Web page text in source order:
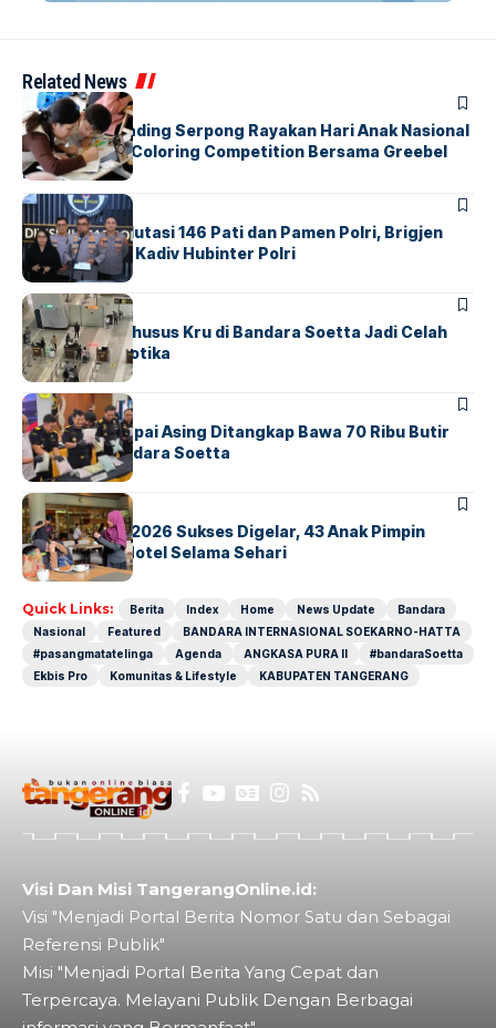
Related News
BERITAINDEX
Atria Hotel Gading Serpong Rayakan Hari Anak Nasional
Lewat Family Coloring Competition Bersama Greebel
Indonesia
BERITA
Mabes Polri Mutasi 146 Pati dan Pamen Polri, Brigjen
Untung Jabat Kadiv Hubinter Polri
BANDARABERITA
Ketika Jalur Khusus Kru di Bandara Soetta Jadi Celah
Sindikat Narkotika
BANDARA BERITA
Kopilot Maskapai Asing Ditangkap Bawa 70 Ribu Butir
Ekstasi di Bandara Soetta
BERITAINDEX
GM For A Day 2026 Sukses Digelar, 43 Anak Pimpin
Operasional Hotel Selama Sehari
Quick Links: Berita Index Home News Update
Bandara
Nasional
Featured
BANDARA INTERNASIONAL SOEKARNO-HATTA
#pasangmatatelinga
Agenda ANGKASA PURA II
#bandaraSoetta
Ekbis Pro
Komunitas & Lifestyle KABUPATEN TANGERANG
Visi Dan Misi TangerangOnline.id:
Visi "Menjadi Portal Berita Nomor Satu dan Sebagai
Referensi Publik"
Misi "Menjadi Portal Berita Yang Cepat dan
Terpercaya. Melayani Publik Dengan Berbagai